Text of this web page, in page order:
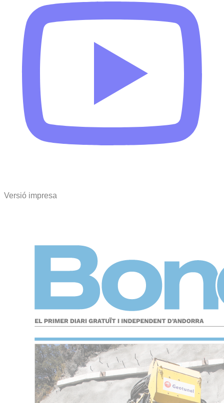
Versió impresa